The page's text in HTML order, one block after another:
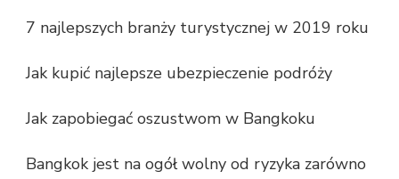
7 najlepszych branży turystycznej w 2019 roku
Jak kupić najlepsze ubezpieczenie podróży
Jak zapobiegać oszustwom w Bangkoku
Bangkok jest na ogół wolny od ryzyka zarówno